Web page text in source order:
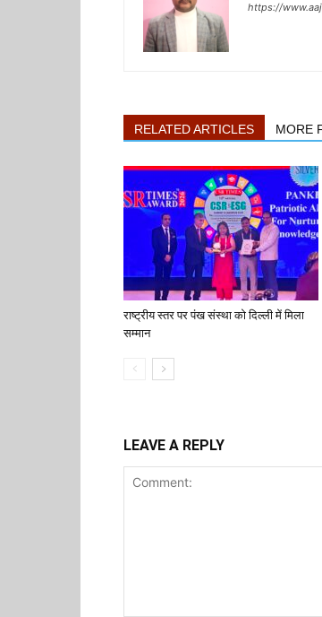
https://
RELATED ARTICLES MORE
राष्ट्रीय स्तर पर पंख संस्था को दिल्ली में मिला
सम्मान
LEAVE A REPLY